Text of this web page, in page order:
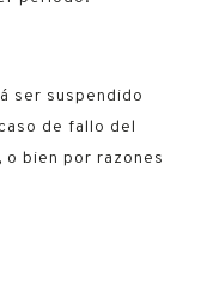
ser suspendido
de fallo del
o bien por razones